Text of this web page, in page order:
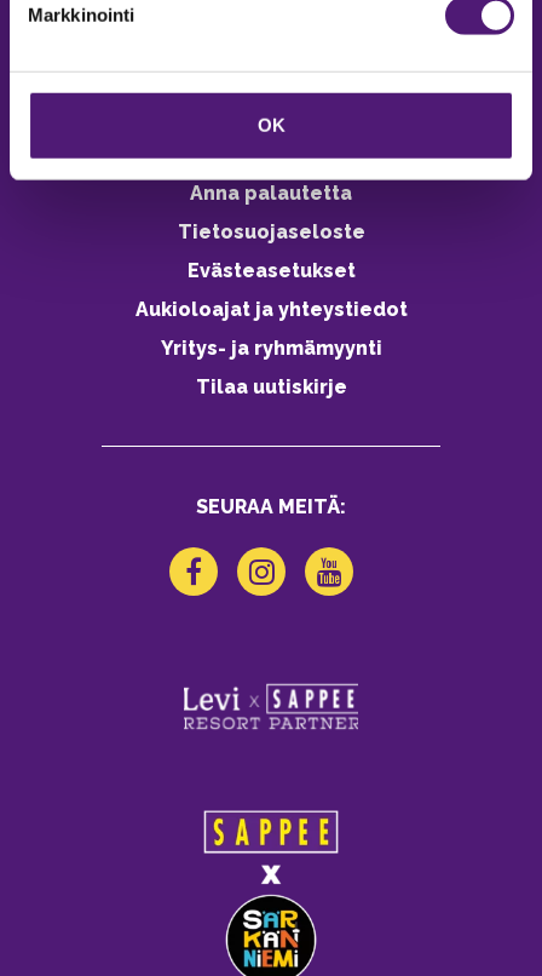
Markkinointi
OK
Vastuullisuus
Ympäristöohjelma
Avoimet työpaikat
Anna palautetta
Tietosuojaseloste
Evästeasetukset
Aukioloajat ja yhteystiedot
Yritys- ja ryhmämyynti
Tilaa uutiskirje
SEURAA MEITÄ: